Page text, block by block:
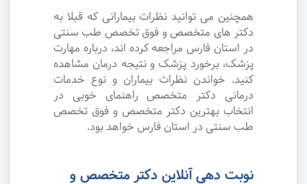
همچنین می توانید نظرات بیمارانی که قبلا به
دکتر های متخصص و فوق تخصص طب سنتی
در استان فارس مراجعه کرده اند، درباره مهارت
پزشک، برخورد پزشک و نتیجه درمان مشاهده
کنید. خواندن نظرات بیماران و نوع خدمات
درمانی دکتر متخصص راهنمای خوبی در
انتخاب بهترین دکتر متخصص و فوق تخصص
طب سنتی در استان فارس خواهد بود.
نوبت دهی آنلاین دکتر متخصص و